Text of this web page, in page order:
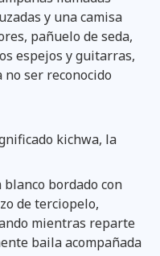
y una camisa
pañuelo de seda,
espejos y guitarras,
ser reconocido
kichwa, la
blanco bordado con
de terciopelo,
mientras reparte
baila acompañada